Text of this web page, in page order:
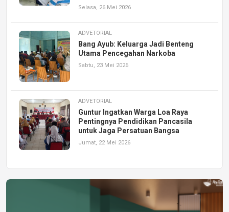
Selasa, 26 Mei 2026
ADVETORIAL
Bang Ayub: Keluarga Jadi Benteng
Utama Pencegahan Narkoba
Sabtu, 23 Mei 2026
ADVETORIAL
Guntur Ingatkan Warga Loa Raya
Pentingnya Pendidikan Pancasila
untuk Jaga Persatuan Bangsa
Jumat, 22 Mei 2026